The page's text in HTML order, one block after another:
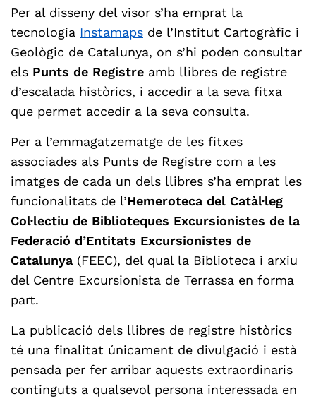
Per al disseny del visor s’ha emprat la
tecnologia Instamaps de l’Institut Cartogràfic i
Geològic de Catalunya, on s’hi poden consultar
els Punts de Registre amb llibres de registre
d’escalada històrics, i accedir a la seva fitxa
que permet accedir a la seva consulta.
Per a l’emmagatzematge de les fitxes
associades als Punts de Registre com a les
imatges de cada un dels llibres s’ha emprat les
funcionalitats de l’Hemeroteca del Catàl·leg
Col·lectiu de Biblioteques Excursionistes de la
Federació d’Entitats Excursionistes de
Catalunya (FEEC), del qual la Biblioteca i arxiu
del Centre Excursionista de Terrassa en forma
part.
La publicació dels llibres de registre històrics
té una finalitat únicament de divulgació i està
pensada per fer arribar aquests extraordinaris
continguts a qualsevol persona interessada en